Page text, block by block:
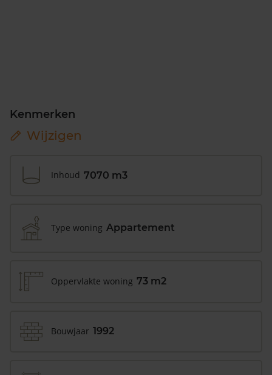
Kenmerken
Wijzigen
Inhoud 7070 m3
Type woning Appartement
Oppervlakte woning 73 m2
Bouwjaar 1992